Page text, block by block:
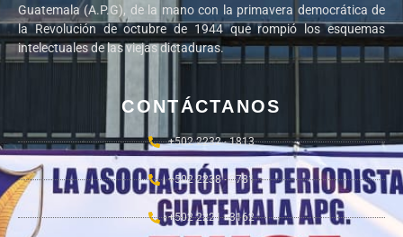
Guatemala (A.P.G), de la mano con la primavera democrática de
la Revolución de octubre de 1944 que rompió los esquemas
intelectuales de las viejas dictaduras.
CONTÁCTANOS
+502 2232 - 1813
+502 2238 - 2781
+502 2221 - 3162